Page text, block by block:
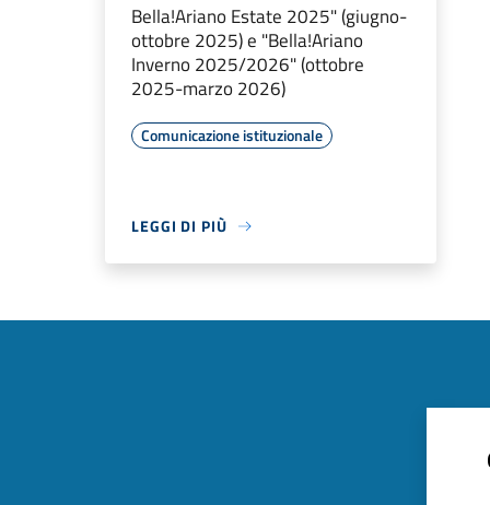
Bella!Ariano Estate 2025" (giugno-
ottobre 2025) e "Bella!Ariano
Inverno 2025/2026" (ottobre
2025-marzo 2026)
Comunicazione istituzionale
LEGGI DI PIÙ